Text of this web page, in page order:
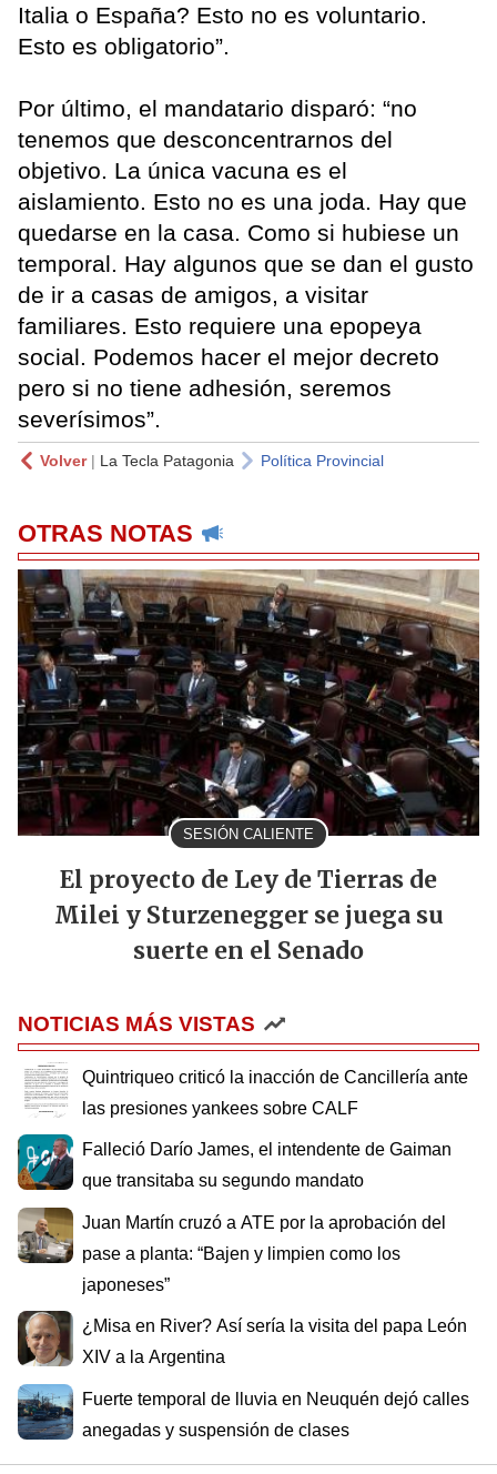
Italia o España? Esto no es voluntario.
Esto es obligatorio”.
Por último, el mandatario disparó: “no
tenemos que desconcentrarnos del
objetivo. La única vacuna es el
aislamiento. Esto no es una joda. Hay que
quedarse en la casa. Como si hubiese un
temporal. Hay algunos que se dan el gusto
de ir a casas de amigos, a visitar
familiares. Esto requiere una epopeya
social. Podemos hacer el mejor decreto
pero si no tiene adhesión, seremos
severísimos”.
Volver| La Tecla Patagonia Política Provincial
OTRAS NOTAS
SESIÓN CALIENTE
El proyecto de Ley de Tierras de
Milei y Sturzenegger se juega su
suerte en el Senado
NOTICIAS MÁS VISTAS
Quintriqueo criticó la inacción de Cancillería ante
las presiones yankees sobre CALF
Falleció Darío James, el intendente de Gaiman
que transitaba su segundo mandato
Juan Martín cruzó a ATE por la aprobación del
pase a planta: “Bajen y limpien como los
japoneses”
¿Misa en River? Así sería la visita del papa León
XIV a la Argentina
Fuerte temporal de lluvia en Neuquén dejó calles
anegadas y suspensión de clases